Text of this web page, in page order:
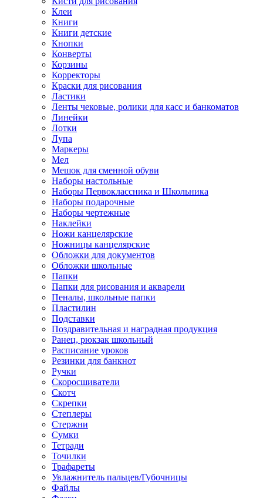
Клеи
Книги
Книги детские
Кнопки
Конверты
Корзины
Корректоры
Краски для рисования
Ластики
Ленты чековые, ролики для касс и банкоматов
Линейки
Лотки
Лупа
Маркеры
Мел
Мешок для сменной обуви
Наборы настольные
Наборы Первоклассника и Школьника
Наборы подарочные
Наборы чертежные
Наклейки
Ножи канцелярские
Ножницы канцелярские
Обложки для документов
Обложки школьные
Папки
Папки для рисования и акварели
Пеналы, школьные папки
Пластилин
Подставки
Поздравительная и наградная продукция
Ранец, рюкзак школьный
Расписание уроков
Резинки для банкнот
Ручки
Скоросшиватели
Скотч
Скрепки
Степлеры
Стержни
Сумки
Тетради
Точилки
Трафареты
Увлажнитель пальцев/Губочницы
Файлы